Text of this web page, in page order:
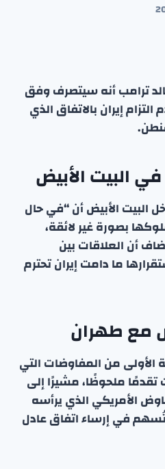
ترامب أنه سيتصرف وفق
إيران بالاتفاق الذي
البيت الأبيض
البيت الأبيض أن “في حال
بصورة غير لائقة،
أن العلاقات بين
ما دامت إيران تحترم
مع طهران
الأولى من المفاوضات التي
ملحوظًا، مشيرًا إلى
الأمريكي الذي يرأسه
في إرساء اتفاق عادل